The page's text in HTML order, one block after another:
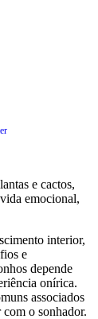
e cactos,
emocional,
interior,
e
depende
onírica.
associados
com o sonhador.